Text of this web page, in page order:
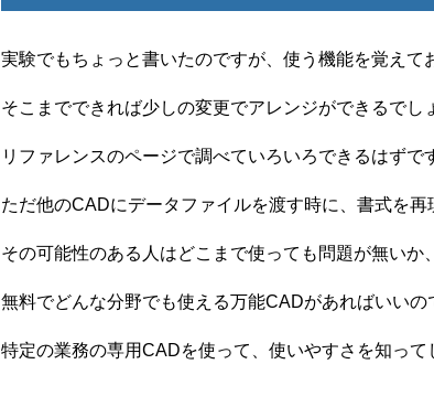
実験でもちょっと書いたのですが、使う機能を覚えて
そこまでできれば少しの変更でアレンジができるでし
リファレンスのページで調べていろいろできるはずで
ただ他のCADにデータファイルを渡す時に、書式を再
その可能性のある人はどこまで使っても問題が無いか
無料でどんな分野でも使える万能CADがあればいいの
特定の業務の専用CADを使って、使いやすさを知って